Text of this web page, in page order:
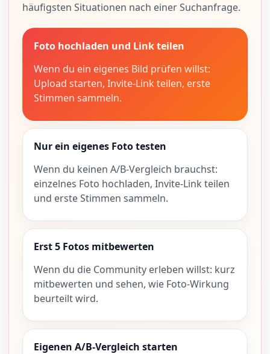
häufigsten Situationen nach einer Suchanfrage.
Foto hochladen und Link teilen
Wenn du ein eigenes Bild prüfen willst:
Upload starten, Invite-Link teilen, erste
Stimmen sammeln.
Nur ein eigenes Foto testen
Wenn du keinen A/B-Vergleich brauchst:
einzelnes Foto hochladen, Invite-Link teilen
und erste Stimmen sammeln.
Erst 5 Fotos mitbewerten
Wenn du die Community erleben willst: kurz
mitbewerten und sehen, wie Foto-Wirkung
beurteilt wird.
Eigenen A/B-Vergleich starten